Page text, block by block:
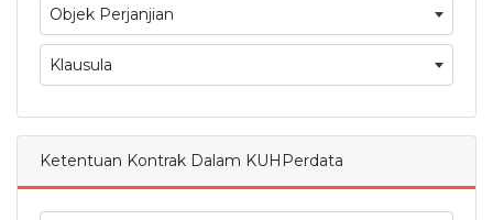
Objek Perjanjian
Klausula
Ketentuan Kontrak Dalam KUHPerdata